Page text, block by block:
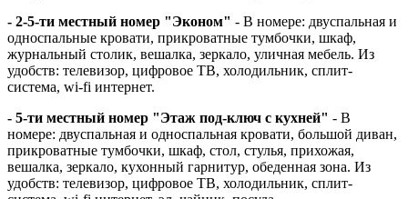
- 2-5-ти местный номер "Эконом" - В номере: двуспальная и
односпальные кровати, прикроватные тумбочки, шкаф,
журнальный столик, вешалка, зеркало, уличная мебель. Из
удобств: телевизор, цифровое ТВ, холодильник, сплит-
система, wi-fi интернет.
- 5-ти местный номер "Этаж под-ключ с кухней" - В
номере: двуспальная и односпальная кровати, большой диван,
прикроватные тумбочки, шкаф, стол, стулья, прихожая,
вешалка, зеркало, кухонный гарнитур, обеденная зона. Из
удобств: телевизор, цифровое ТВ, холодильник, сплит-